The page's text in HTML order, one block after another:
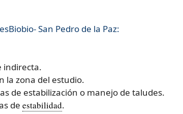
San Pedro de la Paz:​
indirecta.
la zona del estudio.
de estabilización o manejo de taludes.
de estabilidad.